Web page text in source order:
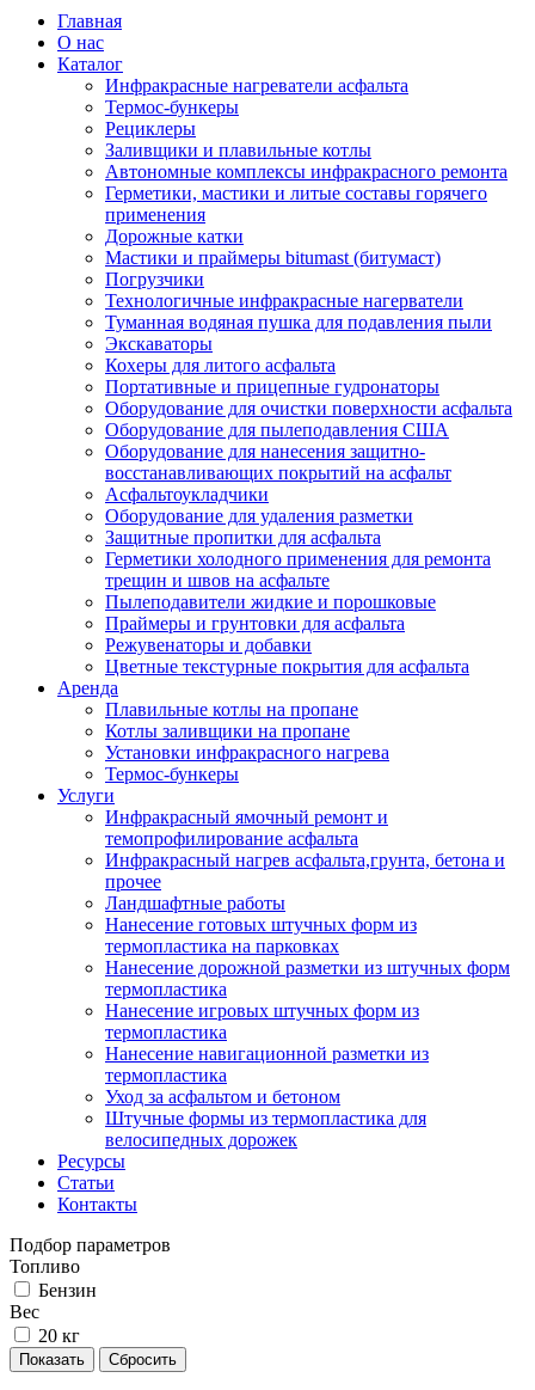
Главная
О нас
Каталог
Инфракрасные нагреватели асфальта
Термос-бункеры
Рециклеры
Заливщики и плавильные котлы
Автономные комплексы инфракрасного ремонта
Герметики, мастики и литые составы горячего
применения
Дорожные катки
Мастики и праймеры bitumast (битумаст)
Погрузчики
Технологичные инфракрасные нагерватели
Туманная водяная пушка для подавления пыли
Экскаваторы
Кохеры для литого асфальта
Портативные и прицепные гудронаторы
Оборудование для очистки поверхности асфальта
Оборудование для пылеподавления США
Оборудование для нанесения защитно-
восстанавливающих покрытий на асфальт
Асфальтоукладчики
Оборудование для удаления разметки
Защитные пропитки для асфальта
Герметики холодного применения для ремонта
трещин и швов на асфальте
Пылеподавители жидкие и порошковые
Праймеры и грунтовки для асфальта
Режувенаторы и добавки
Цветные текстурные покрытия для асфальта
Аренда
Плавильные котлы на пропане
Котлы заливщики на пропане
Установки инфракрасного нагрева
Термос-бункеры
Услуги
Инфракрасный ямочный ремонт и
темопрофилирование асфальта
Инфракрасный нагрев асфальта,грунта, бетона и
прочее
Ландшафтные работы
Нанесение готовых штучных форм из
термопластика на парковках
Нанесение дорожной разметки из штучных форм
термопластика
Нанесение игровых штучных форм из
термопластика
Нанесение навигационной разметки из
термопластика
Уход за асфальтом и бетоном
Штучные формы из термопластика для
велосипедных дорожек
Ресурсы
Статьи
Контакты
Подбор параметров
Топливо
Бензин
Вес
20 кг